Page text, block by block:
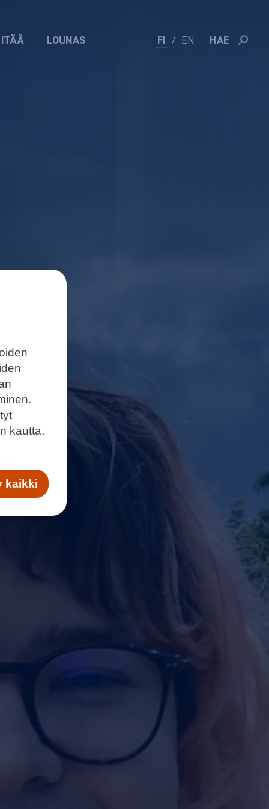
LOUNAS FI / EN HAE
kautta.
kaikki